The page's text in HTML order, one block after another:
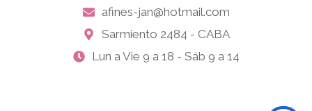
afines-jan@hotmail.com
Sarmiento 2484 - CABA
Lun a Vie 9 a 18 - Sáb 9 a 14